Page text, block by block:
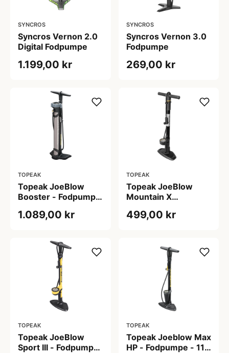
SYNCROS
Syncros Vernon 2.0
Digital Fodpumpe
1.199,00 kr
SYNCROS
Syncros Vernon 3.0
Fodpumpe
269,00 kr
TOPEAK
Topeak JoeBlow
Booster - Fodpumpe
1.089,00 kr
TOPEAK
Topeak JoeBlow
Mountain X
499,00 kr
TOPEAK
Topeak JoeBlow
Sport III - Fodpumpe
TOPEAK
Topeak Joeblow Max
HP - Fodpumpe - 11